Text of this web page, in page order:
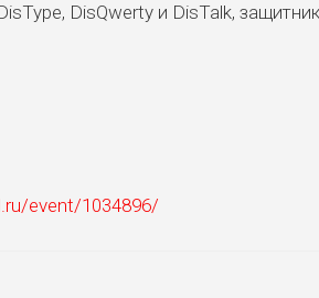
DisQwerty и DisTalk,
event/1034896/